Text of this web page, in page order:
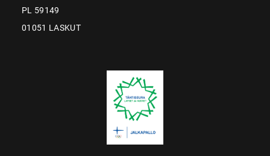
PL 59149
01051 LASKUT